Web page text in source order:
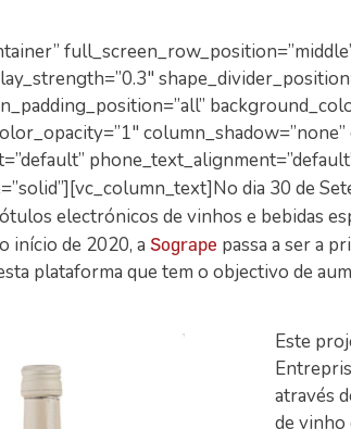
dia 30 de
electrónicos de vinhos e bebidas
início de 2020, a Sogrape passa a ser a
plataforma que tem o objectivo de
Este
através
de vinho